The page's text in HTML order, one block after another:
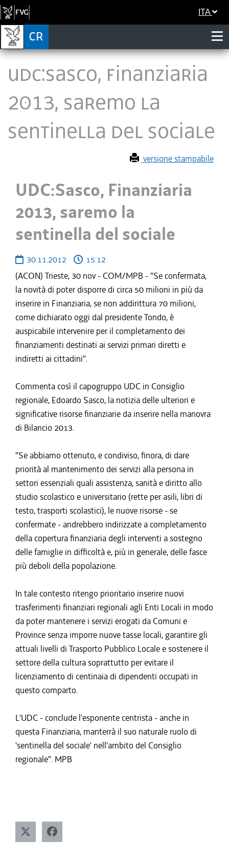
ITA
UDC:Sasco, Finanziaria
2013, saremo la
sentinella del sociale
versione stampabile
UDC:Sasco, Finanziaria
2013, saremo la
sentinella del sociale
30.11.2012
15:12
(ACON) Trieste, 30 nov - COM/MPB - "Se confermata,
la novità di poter disporre di circa 50 milioni in più da
inserire in Finanziaria, se non addirittura 70 milioni,
come dichiarato oggi dal presidente Tondo, è
auspicabile intervenire per il completamento dei
finanziamenti destinati ai servizi primari diretti e
indiretti ai cittadini".
Commenta così il capogruppo UDC in Consiglio
regionale, Edoardo Sasco, la notizia delle ulteriori e
significative risorse finanziarie da inserire nella manovra
di Bilancio 2013.
"Se abbiamo ottenuto, e condiviso, finora, di dare
priorità al mantenimento dei servizi alla persona in
settori essenziali quali assistenza, sanità e diritto allo
studio scolastico e universitario (rette per asili, libri di
testo, trasporti scolastici), le nuove risorse - se
confermate - andrebbero indirizzate a completamento
della copertura finanziaria degli interventi a sostegno
delle famiglie in difficoltà e, più in generale, delle fasce
più deboli della popolazione.
In tale contesto ritengo prioritario inserire nuovi
trasferimenti finanziari regionali agli Enti Locali in modo
da poter mantenere i servizi erogati da Comuni e
Province senza imporre nuove tasse locali, garantire gli
attuali livelli di Trasporto Pubblico Locale e sostenere il
settore della cultura soprattutto per evitare il
licenziamento di centinaia di dipendenti occupati in
questo comparto.
L'UDC - conclude l'esponente centrista - anche in
questa Finanziaria, manterrà il suo naturale ruolo di
'sentinella del sociale' nell'ambito del Consiglio
regionale". MPB